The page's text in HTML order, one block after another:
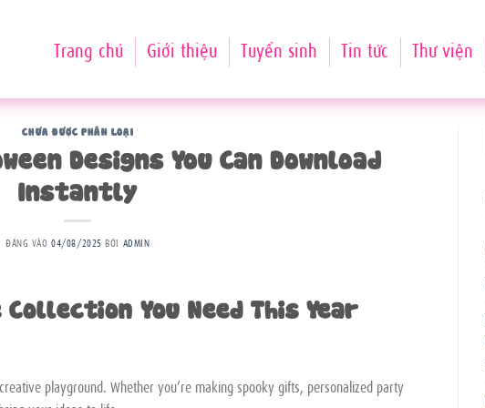
Trang chủ Giới thiệu Tuyển sinh Tin tức Thư viện
CHƯA ĐƯỢC PHÂN LOẠI
Designs You Can Download
Instantly
ĐĂNG VÀO04/08/2025 BỞI ADMIN
You Need This Year
playground. Whether you’re making spooky gifts, personalized party